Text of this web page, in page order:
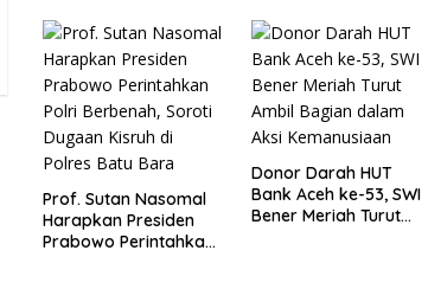
Infrastruktur
Bencana
Prof. Sutan Nasomal
Harapkan Presiden
Prabowo Perintahkan
Donor Darah HUT
Bank Aceh ke-53, SWI
Bener Meriah Turut